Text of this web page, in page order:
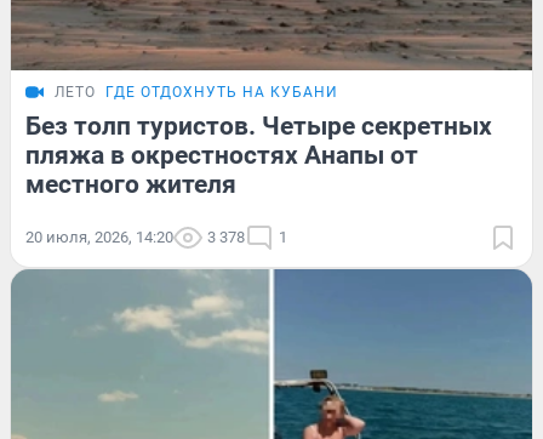
ЛЕТО ГДЕ ОТДОХНУТЬ НА КУБАНИ
Без толп туристов. Четыре секретных
пляжа в окрестностях Анапы от
местного жителя
20 июля, 2026, 14:20 3 378 1